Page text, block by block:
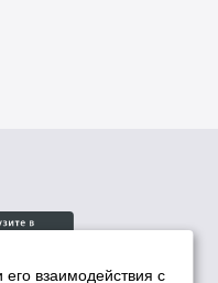
взаимодействия с